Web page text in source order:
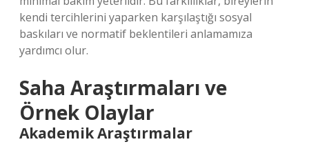
kendi tercihlerini yaparken karşılaştığı sosyal
baskıları ve normatif beklentileri anlamamıza
yardımcı olur.
Saha Araştırmaları ve
Örnek Olaylar
Akademik Araştırmalar